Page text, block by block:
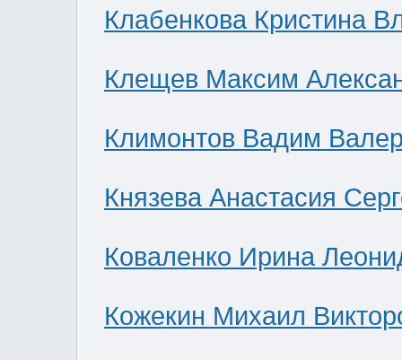
Клабенкова Кристина
Клещев Максим
Климонтов Вадим
Князева Анастасия
Коваленко Ирина
Кожекин Михаил